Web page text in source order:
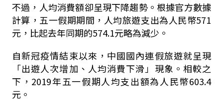
不過，人均消費額卻呈現下降趨勢。根據官方數據
計算，五一假期期間，人均旅遊支出為人民幣571
元，比起去年同期的574.1元略為減少。
自新冠疫情結束以來，中國國內連假旅遊就呈現
「出遊人次增加、人均消費下滑」現象。相較之
下，2019年五一假期人均支出額為人民幣603.4
元。